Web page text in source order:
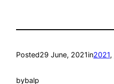
Posted29 June, 2021in2021,
bybalp